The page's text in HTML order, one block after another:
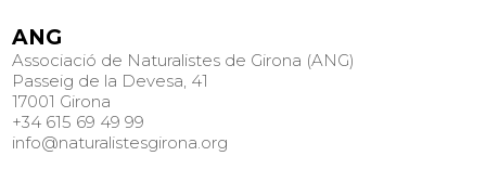
ANG
Associació de Naturalistes de Girona (ANG)
Passeig de la Devesa, 41
17001 Girona
+34 615 69 49 99
info@naturalistesgirona.org